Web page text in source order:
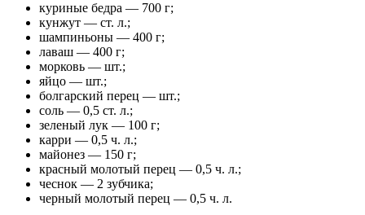
куриные бедра — 700 г;
кунжут — ст. л.;
шампиньоны — 400 г;
лаваш — 400 г;
морковь — шт.;
яйцо — шт.;
болгарский перец — шт.;
соль — 0,5 ст. л.;
зеленый лук — 100 г;
карри — 0,5 ч. л.;
майонез — 150 г;
красный молотый перец — 0,5 ч. л.;
чеснок — 2 зубчика;
черный молотый перец — 0,5 ч. л.